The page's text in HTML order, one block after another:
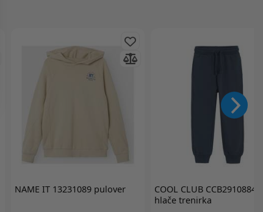
NAME IT13231089 pulover COOL CLUB CCB2910884-
hlače trenirka